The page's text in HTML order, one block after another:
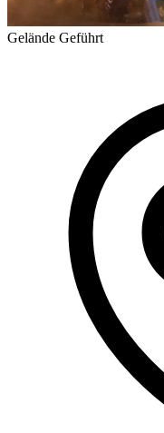
Gelände Geführt